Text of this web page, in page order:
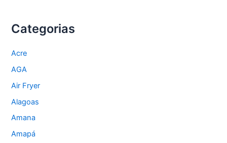
Categorias
Acre
AGA
Air Fryer
Alagoas
Amana
Amapá